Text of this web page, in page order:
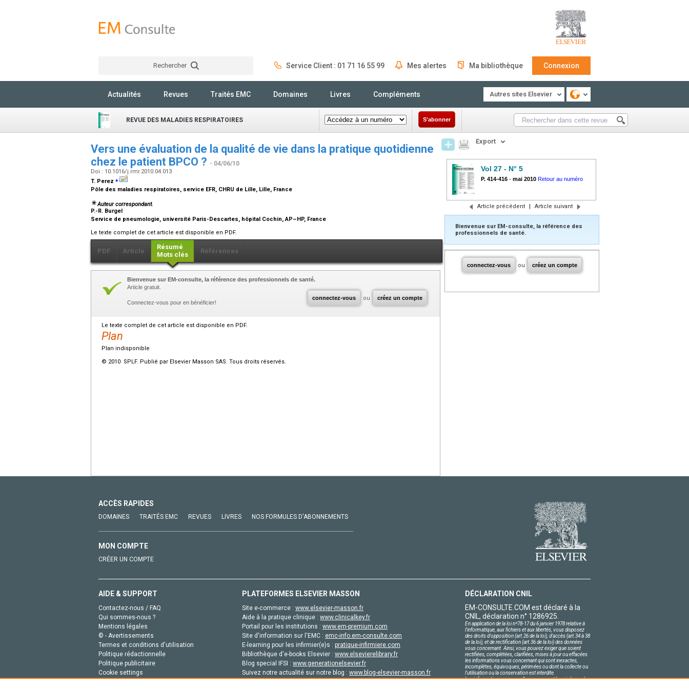
Rechercher Service Client : 01 71 16 55 99 Mes alertes Ma bibliothèque Connexion
Actualités Revues Traités EMC Domaines Livres Compléments Autres sites Elsevier
REVUE DES MALADIES RESPIRATOIRES S'abonner
Vers une évaluation de la qualité de vie dans la pratique quotidienne
chez le patient BPCO ? - 04/06/10
Doi : 10.1016/j.rmr.2010.04.013
T. Perez ⁎
Pôle des maladies respiratoires, service EFR, CHRU de Lille, Lille, France
Auteur correspondant.
P.-R. Burgel
Service de pneumologie, université Paris-Descartes, hôpital Cochin, AP–HP, France
Le texte complet de cet article est disponible en PDF.
PDF Article
Résumé
Mots clés
Références
connectez-vous ou créez un compte
Bienvenue sur EM-consulte, la référence des professionnels de santé.
Article gratuit.
Connectez-vous pour en bénéficier!
Le texte complet de cet article est disponible en PDF.
Plan
Plan indisponible
© 2010 SPLF. Publié par Elsevier Masson SAS. Tous droits réservés.
Export
Vol 27 - N° 5
P. 414-416 - mai 2010 Retour au numéro
Article précédent | Article suivant
Bienvenue sur EM-consulte, la référence des
professionnels de santé.
connectez-vous ou créez un compte
ACCÈS RAPIDES
DOMAINES TRAITÉS EMC REVUES LIVRES NOS FORMULES D'ABONNEMENTS
MON COMPTE
CRÉER UN COMPTE
AIDE & SUPPORT
Contactez-nous / FAQ
Qui sommes-nous ?
Mentions légales
© - Avertissements
Termes et conditions d'utilisation
Politique rédactionnelle
Politique publicitaire
Cookie settings
PLATEFORMES ELSEVIER MASSON
Site e-commerce : www.elsevier-masson.fr
Aide à la pratique clinique : www.clinicalkey.fr
Portail pour les institutions : www.em-premium.com
Site d'information sur l'EMC : emc-info.em-consulte.com
E-learning pour les infirmier(e)s : pratique-infirmiere.com
Bibliothèque d'e-books Elsevier : www.elsevierelibrary.fr
Blog special IFSI : www.generationelsevier.fr
Suivez notre actualité sur notre blog : www.blog-elsevier-masson.fr
DÉCLARATION CNIL
EM-CONSULTE.COM est déclaré à la
CNIL, déclaration n° 1286925.
En application de la loi nº78-17 du 6 janvier 1978 relative à
l'informatique, aux fichiers et aux libertés, vous disposez
des droits d'opposition (art.26 de la loi), d'accès (art.34 à 38
de la loi), et de rectification (art.36 de la loi) des données
vous concernant. Ainsi, vous pouvez exiger que soient
rectifiées, complétées, clarifiées, mises à jour ou effacées
les informations vous concernant qui sont inexactes,
incomplètes, équivoques, périmées ou dont la collecte ou
l'utilisation ou la conservation est interdite.
Les informations personnelles concernant les visiteurs de